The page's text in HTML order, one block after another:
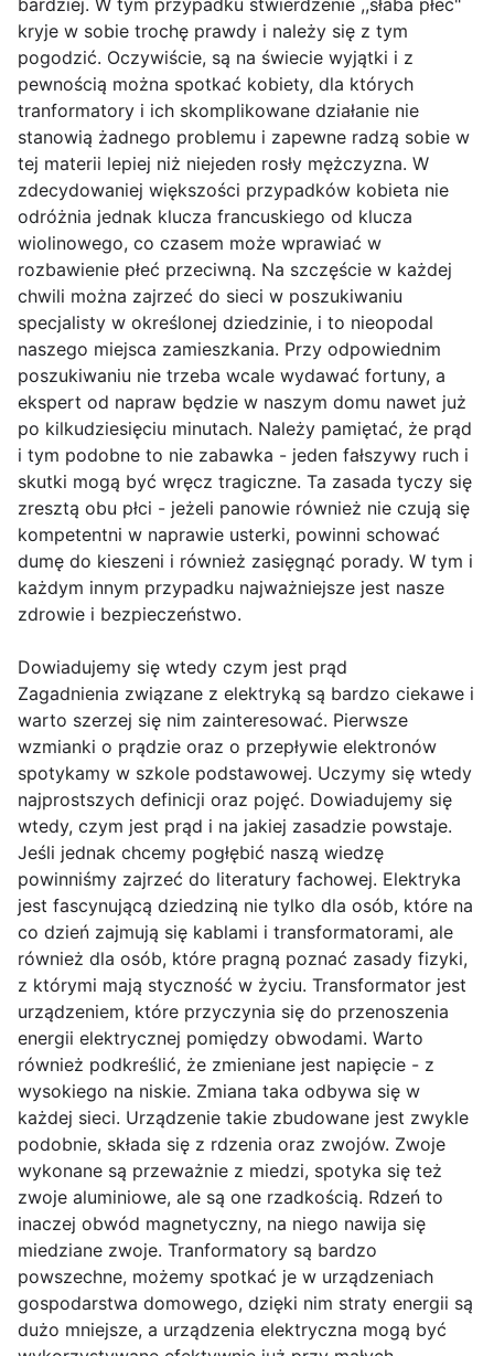
bardziej. W tym przypadku stwierdzenie ,,słaba płeć"
kryje w sobie trochę prawdy i należy się z tym
pogodzić. Oczywiście, są na świecie wyjątki i z
pewnością można spotkać kobiety, dla których
tranformatory i ich skomplikowane działanie nie
stanowią żadnego problemu i zapewne radzą sobie w
tej materii lepiej niż niejeden rosły mężczyzna. W
zdecydowaniej większości przypadków kobieta nie
odróżnia jednak klucza francuskiego od klucza
wiolinowego, co czasem może wprawiać w
rozbawienie płeć przeciwną. Na szczęście w każdej
chwili można zajrzeć do sieci w poszukiwaniu
specjalisty w określonej dziedzinie, i to nieopodal
naszego miejsca zamieszkania. Przy odpowiednim
poszukiwaniu nie trzeba wcale wydawać fortuny, a
ekspert od napraw będzie w naszym domu nawet już
po kilkudziesięciu minutach. Należy pamiętać, że prąd
i tym podobne to nie zabawka - jeden fałszywy ruch i
skutki mogą być wręcz tragiczne. Ta zasada tyczy się
zresztą obu płci - jeżeli panowie również nie czują się
kompetentni w naprawie usterki, powinni schować
dumę do kieszeni i również zasięgnąć porady. W tym i
każdym innym przypadku najważniejsze jest nasze
zdrowie i bezpieczeństwo.
Dowiadujemy się wtedy czym jest prąd
Zagadnienia związane z elektryką są bardzo ciekawe i
warto szerzej się nim zainteresować. Pierwsze
wzmianki o prądzie oraz o przepływie elektronów
spotykamy w szkole podstawowej. Uczymy się wtedy
najprostszych definicji oraz pojęć. Dowiadujemy się
wtedy, czym jest prąd i na jakiej zasadzie powstaje.
Jeśli jednak chcemy pogłębić naszą wiedzę
powinniśmy zajrzeć do literatury fachowej. Elektryka
jest fascynującą dziedziną nie tylko dla osób, które na
co dzień zajmują się kablami i transformatorami, ale
również dla osób, które pragną poznać zasady fizyki,
z którymi mają styczność w życiu. Transformator jest
urządzeniem, które przyczynia się do przenoszenia
energii elektrycznej pomiędzy obwodami. Warto
również podkreślić, że zmieniane jest napięcie - z
wysokiego na niskie. Zmiana taka odbywa się w
każdej sieci. Urządzenie takie zbudowane jest zwykle
podobnie, składa się z rdzenia oraz zwojów. Zwoje
wykonane są przeważnie z miedzi, spotyka się też
zwoje aluminiowe, ale są one rzadkością. Rdzeń to
inaczej obwód magnetyczny, na niego nawija się
miedziane zwoje. Tranformatory są bardzo
powszechne, możemy spotkać je w urządzeniach
gospodarstwa domowego, dzięki nim straty energii są
dużo mniejsze, a urządzenia elektryczna mogą być